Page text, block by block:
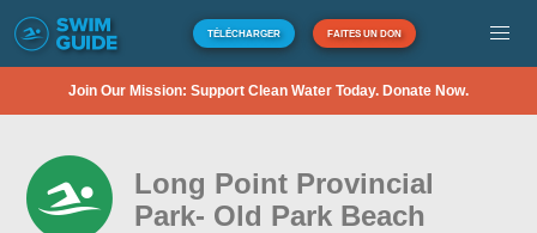
TÉLÉCHARGER FAITES UN DON
Join Our Mission: Support Clean Water Today. Donate Now.
Long Point Provincial
Park- Old Park Beach